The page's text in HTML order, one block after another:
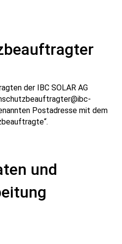
der IBC SOLAR AG
Postadresse mit dem
und